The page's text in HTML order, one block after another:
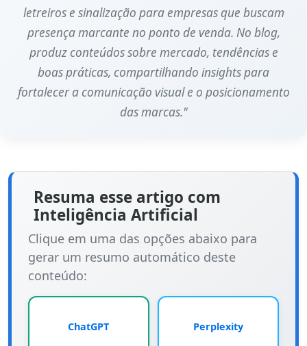
letreiros e sinalização para empresas que buscam
presença marcante no ponto de venda. No blog,
produz conteúdos sobre mercado, tendências e
boas práticas, compartilhando insights para
fortalecer a comunicação visual e o posicionamento
das marcas."
Resuma esse artigo com
Inteligência Artificial
Clique em uma das opções abaixo para
gerar um resumo automático deste
conteúdo:
ChatGPT Perplexity